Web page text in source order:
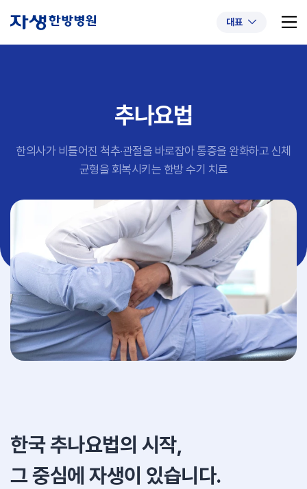
대표
#초음파약침 #척추압박골절
#교통사고후유증 #허리디스크 #목디스크
#추나요법
추나요법
한의사가 비틀어진 척추·관절을 바로잡아 통증을 완화하고 신체
균형을 회복시키는 한방 수기 치료
한국 추나요법의 시작,
그 중심에 자생이 있습니다.